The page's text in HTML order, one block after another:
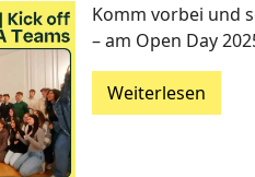
Komm vorbei und
– am Open Day
Weiterlesen